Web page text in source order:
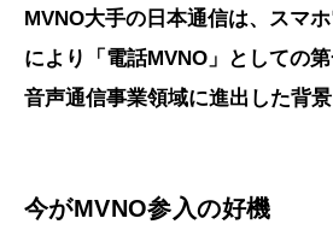
MVNO大手の日本通信は、スマ
により「電話MVNO」としての第
音声通信事業領域に進出した背景
今がMVNO参入の好機